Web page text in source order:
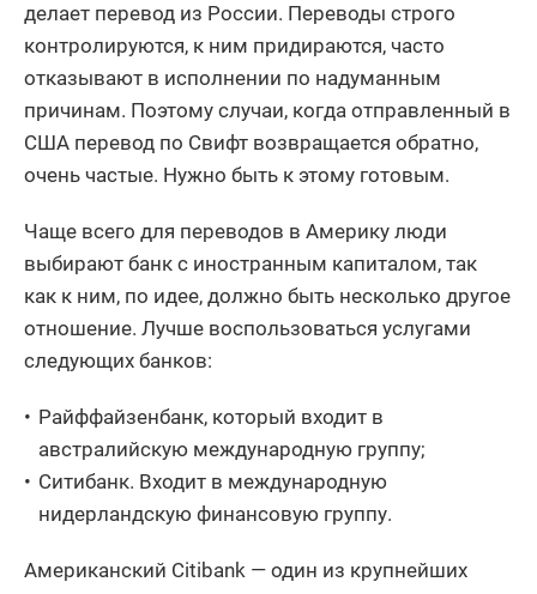
делает перевод из России. Переводы строго
контролируются, к ним придираются, часто
отказывают в исполнении по надуманным
причинам. Поэтому случаи, когда отправленный в
США перевод по Свифт возвращается обратно,
очень частые. Нужно быть к этому готовым.
Чаще всего для переводов в Америку люди
выбирают банк с иностранным капиталом, так
как к ним, по идее, должно быть несколько другое
отношение. Лучше воспользоваться услугами
следующих банков:
Райффайзенбанк, который входит в
австралийскую международную группу;
Ситибанк. Входит в международную
нидерландскую финансовую группу.
Американский Citibank — один из крупнейших